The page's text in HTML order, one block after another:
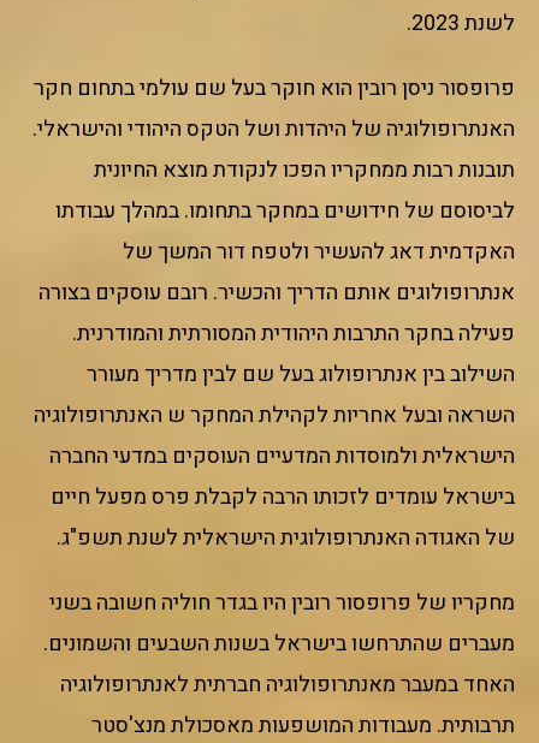
לשנת 2023.
פרופסור ניסן רובין הוא חוקר בעל שם עולמי בתחום חקר
האנתרופולוגיה של היהדות ושל הטקס היהודי והישראלי.
תובנות רבות ממחקריו הפכו לנקודת מוצא החיונית
לביסוסם של חידושים במחקר בתחומו. במהלך עבודתו
האקדמית דאג להעשיר ולטפח דור המשך של
אנתרופולוגים אותם הדריך והכשיר. רובם עוסקים בצורה
פעילה בחקר התרבות היהודית המסורתית והמודרנית.
השילוב בין אנתרופולוג בעל שם לבין מדריך מעורר
השראה ובעל אחריות לקהילת המחקר ש האנתרופולוגיה
הישראלית ולמוסדות המדעיים העוסקים במדעי החברה
בישראל עומדים לזכותו הרבה לקבלת פרס מפעל חיים
של האגודה האנתרופולוגית הישראלית לשנת תשפ"ג.
מחקריו של פרופסור רובין היו בגדר חוליה חשובה בשני
מעברים שהתרחשו בישראל בשנות השבעים והשמונים.
האחד במעבר מאנתרופולוגיה חברתית לאנתרופולוגיה
תרבותית. מעבודות המושפעות מאסכולת מנצ'סטר